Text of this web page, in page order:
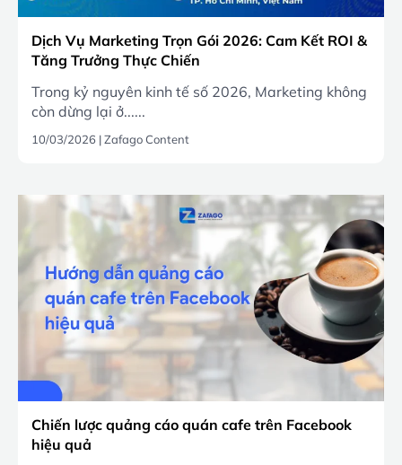
Dịch Vụ Marketing Trọn Gói 2026: Cam Kết ROI &
Tăng Trưởng Thực Chiến
Trong kỷ nguyên kinh tế số 2026, Marketing không
còn dừng lại ở......
10/03/2026 |Zafago Content
Chiến lược quảng cáo quán cafe trên Facebook
hiệu quả